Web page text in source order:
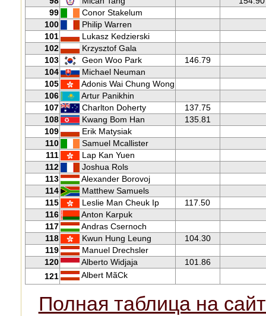
99
Conor Stakelum
100
Philip Warren
101
Lukasz Kedzierski
102
Krzysztof Gala
103
Geon Woo Park
146.79
104
Michael Neuman
105
Adonis Wai Chung Wong
106
Artur Panikhin
107
Charlton Doherty
137.75
108
Kwang Bom Han
135.81
109
Erik Matysiak
110
Samuel Mcallister
111
Lap Kan Yuen
112
Joshua Rols
113
Alexander Borovoj
114
Matthew Samuels
115
Leslie Man Cheuk Ip
117.50
116
Anton Karpuk
117
Andras Csernoch
118
Kwun Hung Leung
104.30
119
Manuel Drechsler
120
Alberto Widjaja
101.86
121
Albert MãCk
Полная таблица на